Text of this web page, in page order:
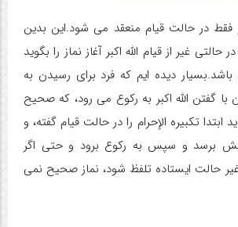
فقط در حالت قیام منعقد می شود.این بدین
غیر از قیام الله اکبر آغاز نماز را بگوید
دیده ایم که فرد برای رسیدن به
گفتن الله اکبر به رکوع می رود، که صحیح
ابتدا تکبیره الإحرام را در حالت قیام گفته، و
برسد و سپس به رکوع برود و حتی اگر
غیر حالت ایستاده تلفظ شود، نماز صحیح نمی